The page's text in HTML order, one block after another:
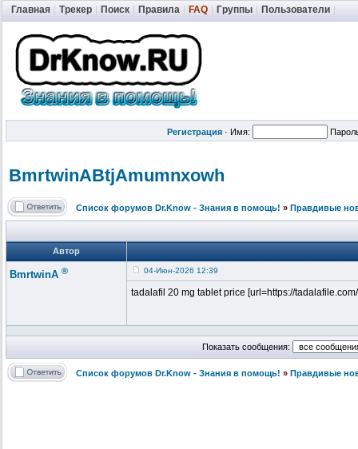
Главная Трекер Поиск Правила FAQ Группы Пользователи
Регистрация · Имя:
BmrtwinABtjAmumnxowh
Список форумов Dr.Know - Знания в помощь! » Правдивые
Автор
BmrtwinA ® 04-Июн-2026 12:39
tadalafil 20 mg tablet price [url=https://
Показать сообщения:
Список форумов Dr.Know - Знания в помощь! » Правдивые